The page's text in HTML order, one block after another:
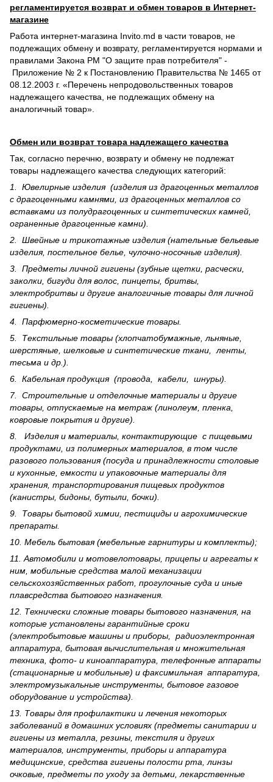
регламентируется возврат и обмен товаров в Интернет-
магазине
Работа интернет-магазина Invito.md в части товаров, не
подлежащих обмену и возврату, регламентируется нормами и
правилами Закона РМ "О защите прав потребителя" -
Приложение № 2 к Постановлению Правительства № 1465 от
08.12.2003 г. «Перечень непродовольственных товаров
надлежащего качества, не подлежащих обмену на
аналогичный товар».
Обмен или возврат товара надлежащего качества
Так, согласно перечню, возврату и обмену не подлежат
товары надлежащего качества следующих категорий:
1. Ювелирные изделия (изделия из драгоценных металлов
с драгоценными камнями, из драгоценных металлов со
вставками из полудрагоценных и синте­тических камней,
ограненные драгоценные камни).
2. Швейные и трикотажные изделия (нательные бельевые
изделия, постельное белье, чулочно-носочные изделия).
3. Предметы личной гигиены (зубные щетки, расчески,
заколки, бигуди для волос, пинцеты, бритвы,
электробритвы и другие аналогичные товары для личной
гигиены).
4. Парфюмерно-косметические товары.
5. Текстильные товары (хлопчатобумажные, льняные,
шерс­тя­ные, шелковые и синтетические ткани, ленты,
тесьма и др.).
6. Кабельная продукция (провода, кабели, шнуры).
7. Строительные и отделочные материалы и другие
товары, отпускаемые на метраж (линолеум, пленка,
ковровые покрытия и другие).
8. Изделия и материалы, контактирующие с пищевыми
продуктами, из полимерных материалов, в том числе
разового пользования (посуда и принадлежности столовые
и кухонные, емкости и упаковочные материалы для
хранения, транспортирования пищевых продуктов
(канистры, бидоны, бутыли, бочки).
9. Товары бытовой химии, пестициды и агрохи­мические
препараты.
10. Мебель бытовая (мебельные гарнитуры и комплекты);
11. Автомобили и мотовелотовары, прицепы и агрегаты к
ним, мобильные средства малой механизации
сельскохозяйственных работ, прогулочные суда и иные
плавсредства бытового назначения.
12. Технически сложные товары бытового назна­чения, на
которые установлены гарантийные сроки
(электробытовые машины и приборы, радиоэлектронная
аппаратура, бытовая вычислительная и множительная
техника, фото- и киноаппаратура, телефонные аппараты
(стационарные и мобильные) и факсимильная аппаратура,
электрому­зыкальные инструменты, бытовое газовое
оборудование и устройства).
13. Товары для профилактики и лечения некоторых
заболеваний в домашних условиях (предметы санитарии и
гигиены из металла, резины, текстиля и других
материалов, инструменты, приборы и аппаратура
медицинские, средства гигиены полости рта, линзы
очковые, предметы по уходу за детьми, лекарственные